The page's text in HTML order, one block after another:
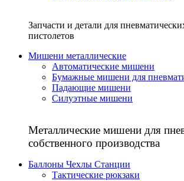
Запчасти и детали для
пистолетов
Мишени металлические
Автоматические мишени
Бумажные мишени для
Падающие мишени
Силуэтные мишени
Металлические мишени для
собственного производства
Баллоны Чехлы Станции
Тактические рюкзаки